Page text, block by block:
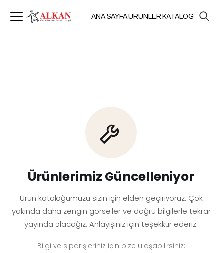
ANA SAYFAÜRÜNLERKATALOG
Ürünlerimiz Güncelleniyor
Ürün kataloğumuzu sizin için elden geçiriyoruz. Çok
yakında daha zengin görseller ve doğru bilgilerle tekrar
yayında olacağız. Anlayışınız için teşekkür ederiz.
Bilgi ve siparişleriniz için bize ulaşabilirsiniz: